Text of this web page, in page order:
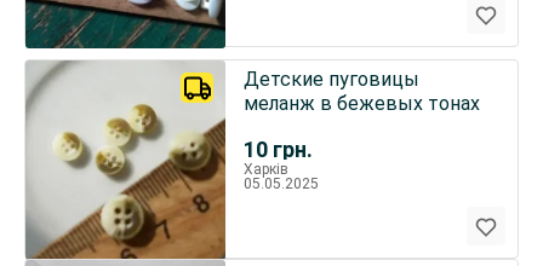
10 грн.
Детские пуговицы
меланж в бежевых тонах
Харків
05.05.2025